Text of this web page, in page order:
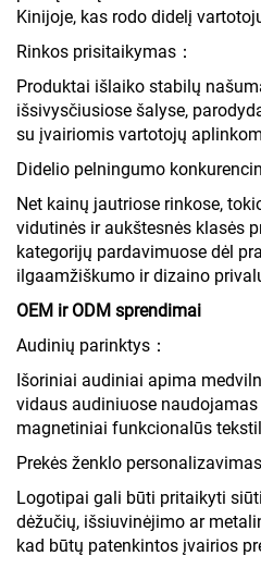
Kinijoje, kas rodo didelį
Rinkos prisitaikymas：
Produktai išlaiko stabilų
išsivysčiusiose šalyse,
su įvairiomis vartotojų
Didelio pelningumo
Net kainų jautriose rinkose,
vidutinės ir aukštesnės klasės
kategorijų pardavimuose dėl
ilgaamžiškumo ir dizaino
OEM ir ODM sprendimai
Audinių parinktys：
Išoriniai audiniai apima
vidaus audiniuose
magnetiniai funkcionalūs
Prekės ženklo personalizavimas
Logotipai gali būti pritaikyti
dėžučių, išsiuvinėjimo ar
kad būtų patenkintos įvairios